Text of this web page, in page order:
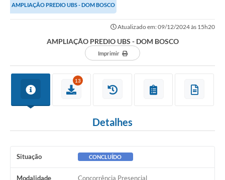
AMPLIAÇÃO PREDIO UBS - DOM BOSCO
Atualizado em: 09/12/2024 às 15h20
AMPLIAÇÃO PREDIO UBS - DOM BOSCO
Imprimir
13
Detalhes
Situação CONCLUÍDO
Modalidade Concorrência Presencial